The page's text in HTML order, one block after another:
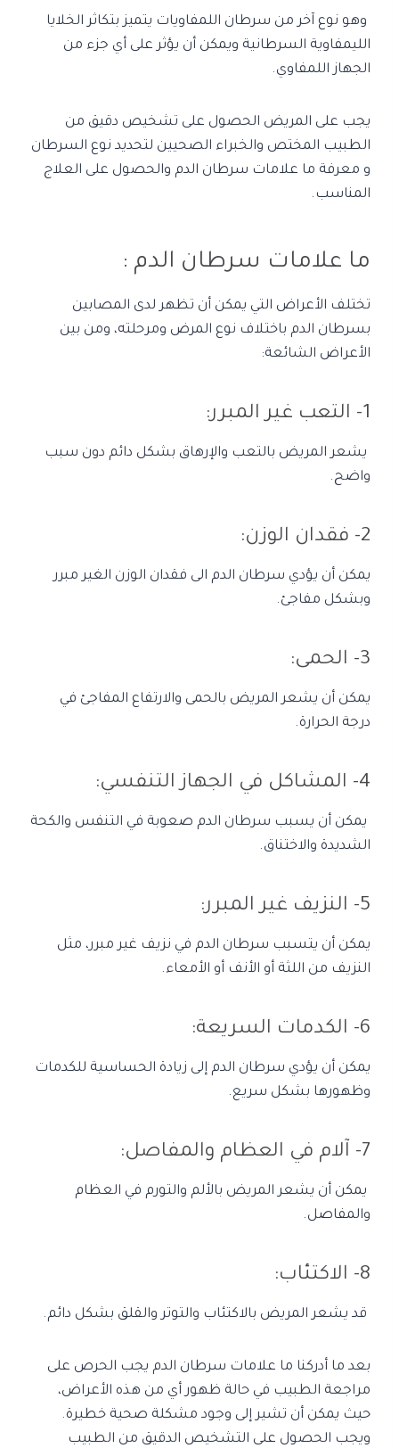
وهو نوع آخر من سرطان اللمفاويات يتميز بتكاثر الخلايا
الليمفاوية السرطانية ويمكن أن يؤثر على أي جزء من
الجهاز اللمفاوي.
يجب على المريض الحصول على تشخيص دقيق من
الطبيب المختص والخبراء الصحيين لتحديد نوع السرطان
و معرفة ما علامات سرطان الدم والحصول على العلاج
المناسب.
ما علامات سرطان الدم :
تختلف الأعراض التي يمكن أن تظهر لدى المصابين
بسرطان الدم باختلاف نوع المرض ومرحلته، ومن بين
الأعراض الشائعة:
1- التعب غير المبرر:
يشعر المريض بالتعب والإرهاق بشكل دائم دون سبب
واضح.
2- فقدان الوزن:
يمكن أن يؤدي سرطان الدم الى فقدان الوزن الغير مبرر
وبشكل مفاجئ.
3- الحمى:
يمكن أن يشعر المريض بالحمى والارتفاع المفاجئ في
درجة الحرارة.
4- المشاكل في الجهاز التنفسي:
يمكن أن يسبب سرطان الدم صعوبة في التنفس والكحة
الشديدة والاختناق.
5- النزيف غير المبرر:
يمكن أن يتسبب سرطان الدم في نزيف غير مبرر، مثل
النزيف من اللثة أو الأنف أو الأمعاء.
6- الكدمات السريعة:
يمكن أن يؤدي سرطان الدم إلى زيادة الحساسية للكدمات
وظهورها بشكل سريع.
7- آلام في العظام والمفاصل:
يمكن أن يشعر المريض بالألم والتورم في العظام
والمفاصل.
8- الاكتئاب:
قد يشعر المريض بالاكتئاب والتوتر والقلق بشكل دائم.
بعد ما أدركنا ما علامات سرطان الدم يجب الحرص على
مراجعة الطبيب في حالة ظهور أي من هذه الأعراض،
حيث يمكن أن تشير إلى وجود مشكلة صحية خطيرة.
ويجب الحصول على التشخيص الدقيق من الطبيب